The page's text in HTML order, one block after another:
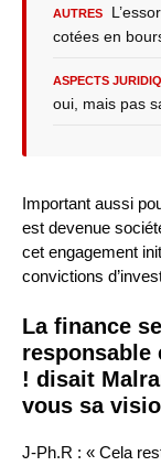
AUTRES
cotées en
ASPECTS
oui, mais pas
Important aussi
est devenue
cet engagement
convictions
La finance
responsable
! disait
vous sa
J-Ph.R : « Cela